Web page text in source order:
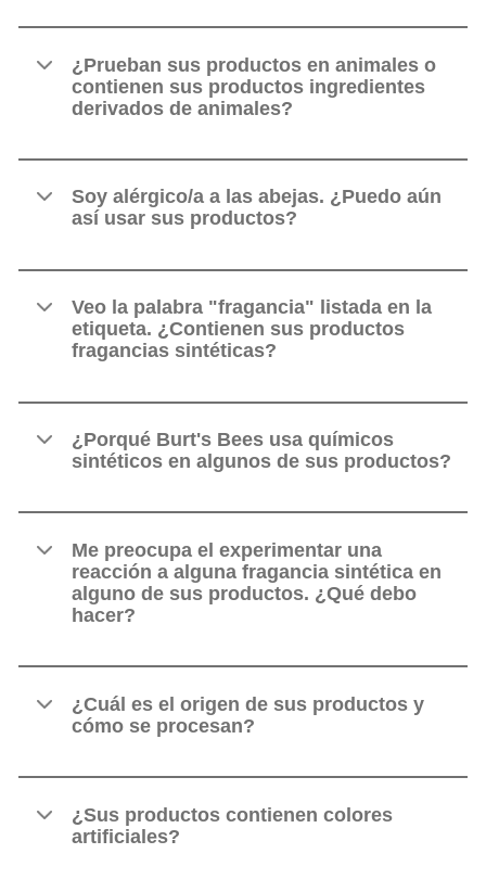
¿Prueban sus productos en animales o
contienen sus productos ingredientes
derivados de animales?
Soy alérgico/a a las abejas. ¿Puedo aún
así usar sus productos?
Veo la palabra "fragancia" listada en la
etiqueta. ¿Contienen sus productos
fragancias sintéticas?
¿Porqué Burt's Bees usa químicos
sintéticos en algunos de sus productos?
Me preocupa el experimentar una
reacción a alguna fragancia sintética en
alguno de sus productos. ¿Qué debo
hacer?
¿Cuál es el origen de sus productos y
cómo se procesan?
¿Sus productos contienen colores
artificiales?